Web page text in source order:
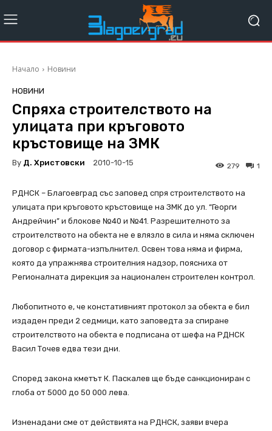
Начало Новини
НОВИНИ
Спряха строителството на
улицата при кръговото
кръстовище на ЗМК
By Д. Христовски 2010-10-15 1
279
РДНСК – Благоевград със заповед спря строителството на
улицата при кръговото кръстовище на ЗМК до ул. “Георги
Андрейчин” и блокове №40 и №41. Разрешителното за
строителството на обекта не е влязло в сила и няма сключен
договор с фирмата-изпълнител. Освен това няма и фирма,
която да упражнява строителния надзор, поясниха от
Регионалната дирекция за национален строителен контрол.
Любопитното е, че констативният протокол за обекта е бил
издаден преди 2 седмици, като заповедта за спиране
строителството на обекта е подписана от шефа на РДНСК
Васил Точев едва тези дни.
Според закона кметът К. Паскалев ще бъде санкциониран с
глоба от 5000 до 50 000 лева.
Изненадани сме от действията на РДНСК, заяви вчера